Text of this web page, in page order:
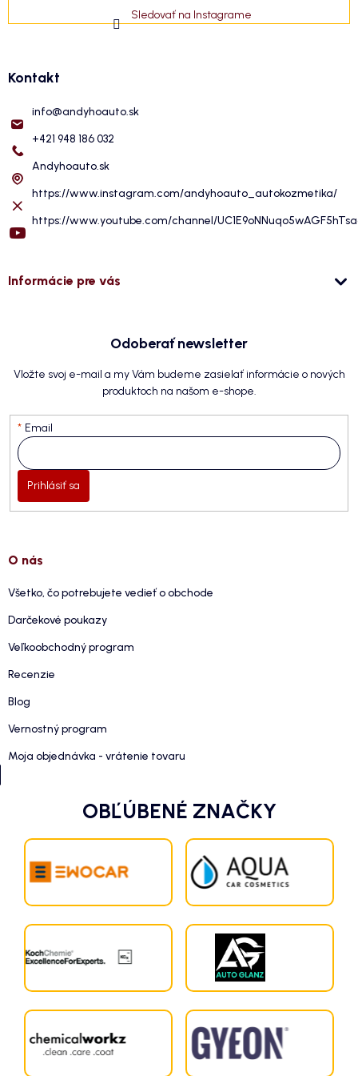
Sledovať na Instagrame
Kontakt
info@andyhoauto.sk
+421 948 186 032
Andyhoauto.sk
https://www.instagram.com/andyhoauto_autokozmetika/
https://www.youtube.com/channel/
Informácie pre vás
Odoberať newsletter
Vložte svoj e-mail a my Vám budeme zasielať informácie o nových
produktoch na našom e-shope.
Email
Prihlásiť sa
O nás
Všetko, čo potrebujete vedieť o obchode
Darčekové poukazy
Veľkoobchodný program
Recenzie
Blog
Vernostný program
Moja objednávka - vrátenie tovaru
OBĽÚBENÉ ZNAČKY